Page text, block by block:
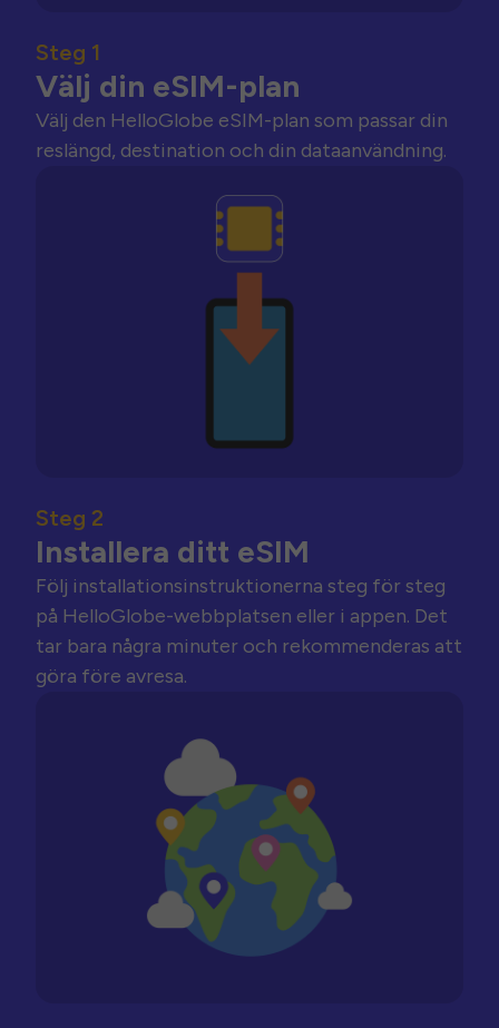
Steg 1
Välj din eSIM-plan
Välj den HelloGlobe eSIM-plan som passar din
reslängd, destination och din dataanvändning.
Steg 2
Installera ditt eSIM
Följ installationsinstruktionerna steg för steg
på HelloGlobe-webbplatsen eller i appen. Det
tar bara några minuter och rekommenderas att
göra före avresa.